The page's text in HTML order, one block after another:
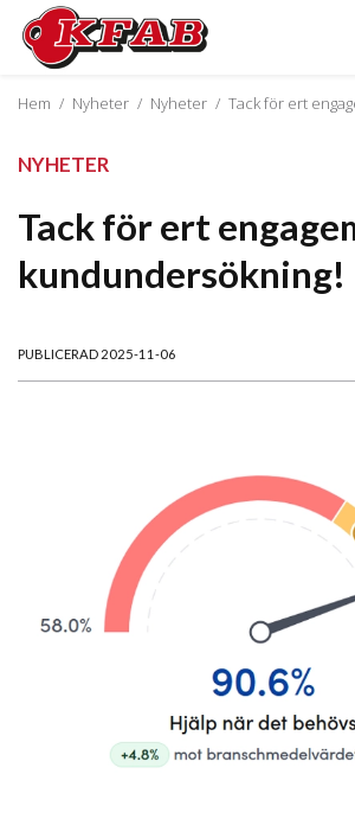
Hoppa
innehåll
Hem / Nyheter / Nyheter / Tack för ert
NYHETER
Tack för ert
kundundersökning!
PUBLICERAD 2025-11-06